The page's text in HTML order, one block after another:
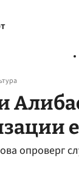
опроверг